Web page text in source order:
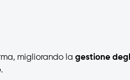
migliorando la gestione
.